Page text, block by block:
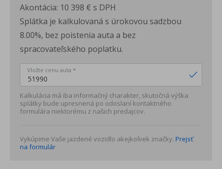
Akontácia: 10 398 € s DPH
Splátka je kalkulovaná s úrokovou sadzbou
8.00%, bez poistenia auta a bez
spracovateľského poplatku.
Vložte cenu auta *
Kalkulácia má iba informačný charakter, skutočná výška
splátky bude upresnená po odoslaní kontaktného
formulára niektorému z našich predajcov.
Vykúpime Vaše jazdené vozidlo akejkoľvek značky. Prejsť
na formulár